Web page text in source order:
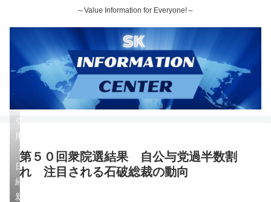
～Value Information for Everyone!～
第５０回衆院選結果 自公与党過半数割
れ 注目される石破総裁の動向
引
用
：
日
経
新